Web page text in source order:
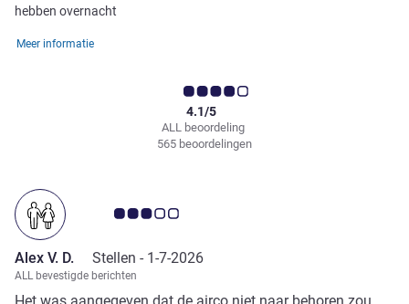
hebben overnacht
Meer informatie
ALL beoordeling
4.1/5
565 beoordelingen
Avis-klantbeoordeling 3.0/5
Alex V. D. Stellen - 1-7-2026
ALL bevestigde berichten